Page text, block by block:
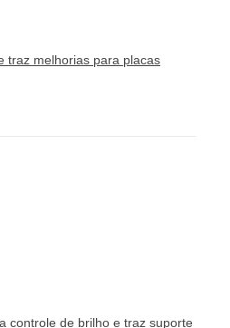
traz melhorias para placas
controle de brilho e traz suporte